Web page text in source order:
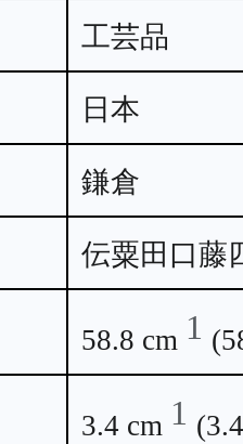
工芸品
日本
鎌倉
伝粟田口藤
58.8 cm 1
3.4 cm 1